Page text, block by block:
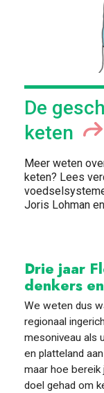
De
keten
Meer weten
keten? Lees
Joris Lohman
Drie jaar
denkers
We weten dus
regionaal
mesoniveau als
en platteland
maar hoe bereik
doel gehad om